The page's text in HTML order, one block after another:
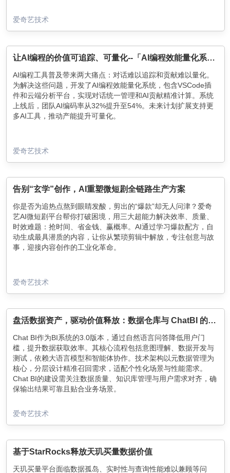
爱奇艺技术
让AI编程的价值可追踪、可量化--「AI编程效能量化系统」
AI编程工具普及带来两大痛点：对话难以追踪和贡献难以量化。
为解决这些问题，开发了AI编程效能量化系统，包含VSCode插
件和云端分析平台，实现对话统一管理和AI贡献精准计算。系统
上线后，团队AI编码率从32%提升至54%。未来计划扩展支持更
多AI工具，推动产能提升可量化。
爱奇艺技术
告别“玄学”创作，AI重塑微短剧全链路生产方案
你是否为追热点熬到眼睛发酸，剪出的“爆款”却无人问津？爱奇
艺AI微短剧平台帮你打破困境，用三大超能力解决效率、质量、
时效难题：抢时间、省金钱、赢概率。AI通过学习爆款配方，自
动生成最具潜质的内容，让你从繁琐剪辑中解放，专注创意与故
事，迎接内容创作的工业化革命。
爱奇艺技术
盘活数据资产，驱动价值释放：数据仓库与 ChatBI 的融合之道
Chat BI作为BI系统的3.0版本，通过自然语言问答降低用户门
槛，提升数据获取效率。其核心流程包括意图理解、数据开发与
测试，依赖大语言模型和智能体协作。技术架构以元数据管理为
核心，分层设计精准召回需求，适配个性化场景与性能需求。
Chat BI的建设需关注数据质量、知识库管理与用户需求对齐，确
保输出结果可靠且贴合业务场景。
爱奇艺技术
基于StarRocks释放天玑买量数据价值
天玑买量平台面临数据孤岛、实时性与查询性能难以兼顾等问